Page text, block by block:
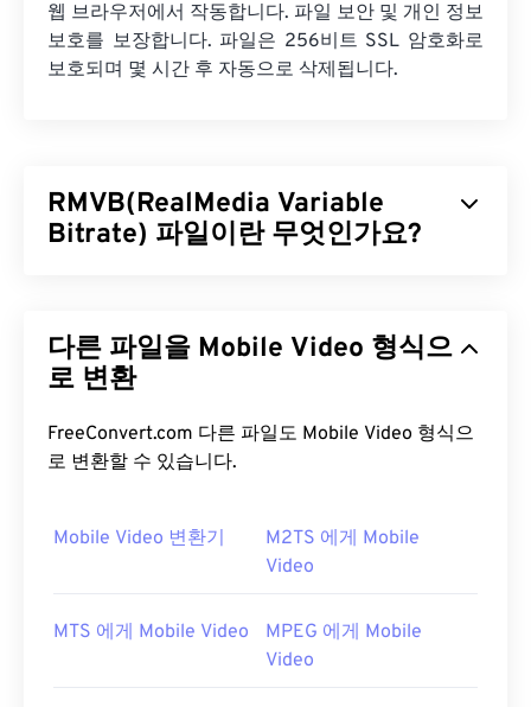
웹 브라우저에서 작동합니다. 파일 보안 및 개인 정보
보호를 보장합니다. 파일은 256비트 SSL 암호화로
보호되며 몇 시간 후 자동으로 삭제됩니다.
RMVB(RealMedia Variable
Bitrate) 파일이란 무엇인가요?
트레이트(VBR) 압축 방식을 사용하는데, 이는 멀티
미디어 콘텐츠의 특정 세그먼트를 압축하기 어렵거
합니다. 예를 들어, 액션이 많은 장면과 적은 장면의
압축률을 다르게 적용할 수 있습니다.
Windows, Mac OS X, Linux에서 RMVB
를 개발한 이후, RealPlayer는 이 파일 형식의 기본
플랫폼이 되었습니다. 무료로다운로드
다른 파일을 Mobile Video 형식으
로 변환
FreeConvert.com 다른 파일도 Mobile Video 형식으
로 변환할 수 있습니다.
Mobile Video 변환기
M2TS 에게 Mobile
Video
MTS 에게 Mobile Video
MPEG 에게 Mobile
Video